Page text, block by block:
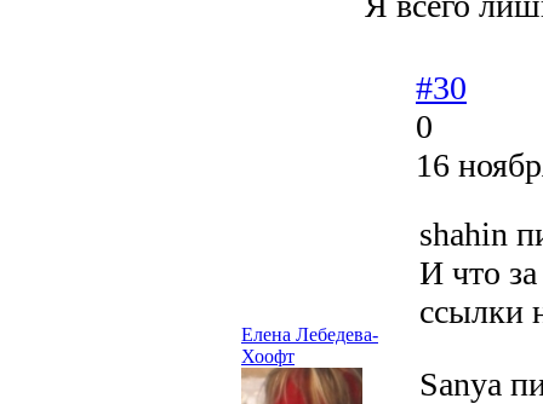
Елена Лебедева-
Хоофт
#30
0
16
shahin
И что
ссылки
Sanya